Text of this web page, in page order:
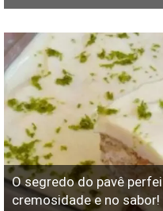
O segredo do pavê
cremosidade e no sabor!